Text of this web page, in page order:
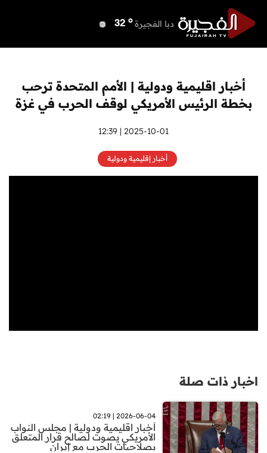
دبا الفجيرة 32 o
أم القيوين o
راس الخيمة 40 o
الفجيرة 32 o
أخبار اقليمية ودولية | الأمم المتحدة ترحب
بخطة الرئيس الأمريكي لوقف الحرب في غزة
2025-10-01 | 12:39
أخبار إقليمية ودولية
اخبار ذات صلة
2026-06-04 | 02:19
أخبار اقليمية ودولية | مجلس النواب
الأمريكي يصوت لصالح قرار المتعلق
بصلاحيات الحرب مع إيران